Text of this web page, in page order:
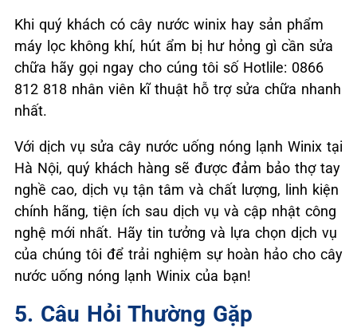
Khi quý khách có cây nước winix hay sản phẩm
máy lọc không khí, hút ẩm bị hư hỏng gì cần sửa
chữa hãy gọi ngay cho cúng tôi số Hotlile: 0866
812 818 nhân viên kĩ thuật hỗ trợ sửa chữa nhanh
nhất.
Với dịch vụ sửa cây nước uống nóng lạnh Winix tại
Hà Nội, quý khách hàng sẽ được đảm bảo thợ tay
nghề cao, dịch vụ tận tâm và chất lượng, linh kiện
chính hãng, tiện ích sau dịch vụ và cập nhật công
nghệ mới nhất. Hãy tin tưởng và lựa chọn dịch vụ
của chúng tôi để trải nghiệm sự hoàn hảo cho cây
nước uống nóng lạnh Winix của bạn!
5. Câu Hỏi Thường Gặp